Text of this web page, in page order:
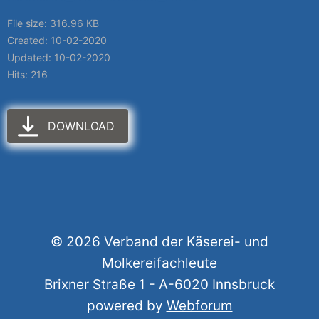
File size: 316.96 KB
Created: 10-02-2020
Updated: 10-02-2020
Hits: 216
DOWNLOAD
© 2026 Verband der Käserei- und
Molkereifachleute
Brixner Straße 1 - A-6020 Innsbruck
powered by Webforum